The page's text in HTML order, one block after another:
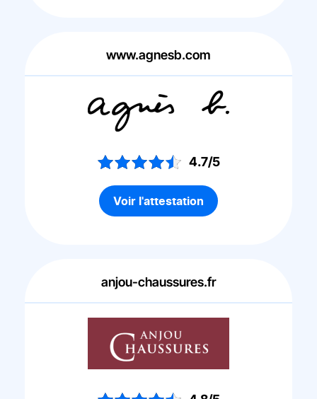
www.agnesb.com
4.7/5
Voir l'attestation
anjou-chaussures.fr